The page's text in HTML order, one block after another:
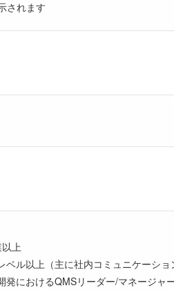
されます
上
ベル以上（主に社内コミュニケーショ
発におけるQMSリーダー/マネージャ